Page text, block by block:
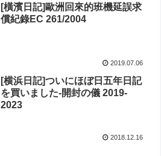
[橫濱日記]歐洲回來的班機延誤求
償紀錄EC 261/2004
2019.07.06
[横浜日記]ついにほぼ日五年日記
を買いました-開封の儀 2019-
2023
2018.12.16